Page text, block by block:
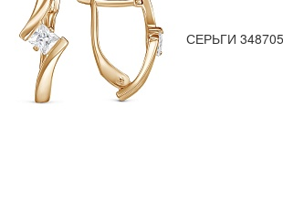
СЕРЬГИ